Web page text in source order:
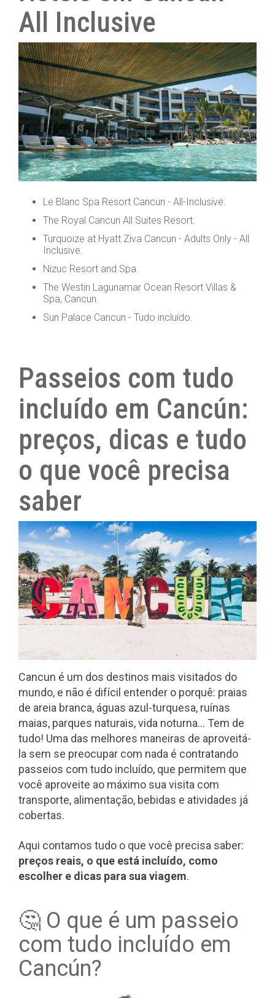
All Inclusive
Le Blanc Spa Resort Cancun - All-Inclusive.
The Royal Cancun All Suites Resort.
Turquoize at Hyatt Ziva Cancun - Adults Only - All
Inclusive.
Nizuc Resort and Spa.
The Westin Lagunamar Ocean Resort Villas &
Spa, Cancun.
Sun Palace Cancun - Tudo incluído.
Passeios com tudo
incluído em Cancún:
preços, dicas e tudo
o que você precisa
saber
Cancun é um dos destinos mais visitados do
mundo, e não é difícil entender o porquê: praias
de areia branca, águas azul-turquesa, ruínas
maias, parques naturais, vida noturna... Tem de
tudo! Uma das melhores maneiras de aproveitá-
la sem se preocupar com nada é contratando
passeios com tudo incluído, que permitem que
você aproveite ao máximo sua visita com
transporte, alimentação, bebidas e atividades já
cobertas.
Aqui contamos tudo o que você precisa saber:
preços reais, o que está incluído, como
escolher e dicas para sua viagem.
🤔 O que é um passeio
com tudo incluído em
Cancún?